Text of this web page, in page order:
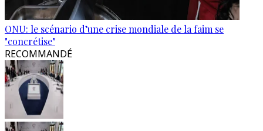
ONU: le scénario d’une crise mondiale de la faim se
"concrétise"
RECOMMANDÉ